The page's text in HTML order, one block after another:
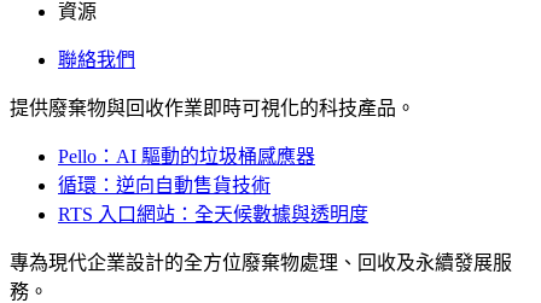
資源
聯絡我們
提供廢棄物與回收作業即時可視化的科技產品。
Pello：AI 驅動的垃圾桶感應器
循環：逆向自動售貨技術
RTS 入口網站：全天候數據與透明度
專為現代企業設計的全方位廢棄物處理、回收及永續發展服
務。